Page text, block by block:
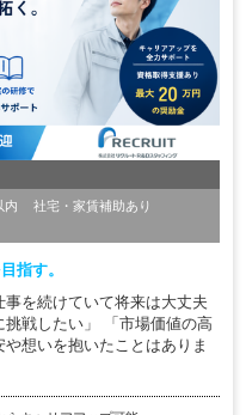
内
社宅・家賃補助あり
指す。
を続けていて将来は大丈夫
戦したい」 「市場価値の高
想いを抱いたことはありま